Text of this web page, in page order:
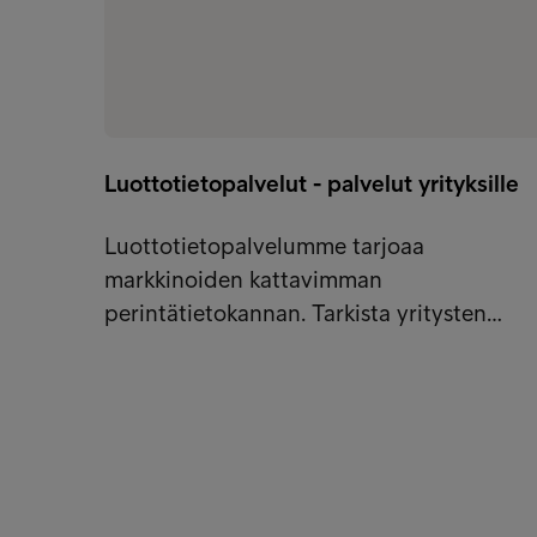
Luottotietopalvelut - palvelut yrityksille
Luottotietopalvelumme tarjoaa
markkinoiden kattavimman
perintätietokannan. Tarkista yritysten…